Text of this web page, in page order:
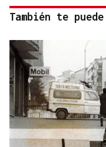
También te